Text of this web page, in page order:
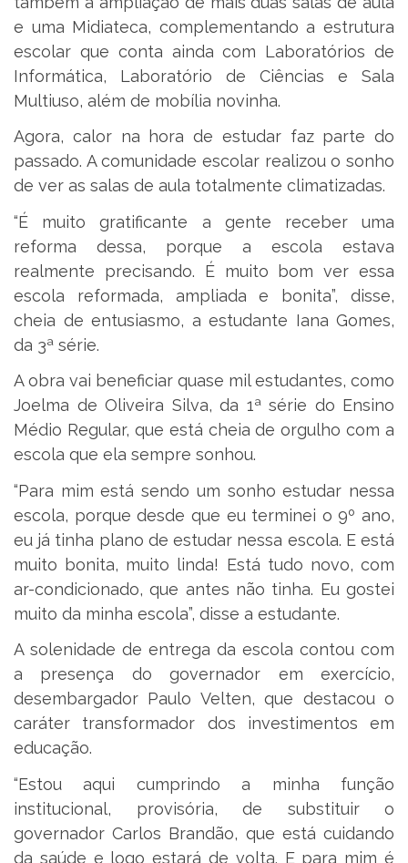
e uma Midiateca, complementando a estrutura
escolar que conta ainda com Laboratórios de
Informática, Laboratório de Ciências e Sala
Multiuso, além de mobília novinha.
Agora, calor na hora de estudar faz parte do
passado. A comunidade escolar realizou o sonho
de ver as salas de aula totalmente climatizadas.
“É muito gratificante a gente receber uma
reforma dessa, porque a escola estava
realmente precisando. É muito bom ver essa
escola reformada, ampliada e bonita”, disse,
cheia de entusiasmo, a estudante Iana Gomes,
da 3ª série.
A obra vai beneficiar quase mil estudantes, como
Joelma de Oliveira Silva, da 1ª série do Ensino
Médio Regular, que está cheia de orgulho com a
escola que ela sempre sonhou.
“Para mim está sendo um sonho estudar nessa
escola, porque desde que eu terminei o 9º ano,
eu já tinha plano de estudar nessa escola. E está
muito bonita, muito linda! Está tudo novo, com
ar-condicionado, que antes não tinha. Eu gostei
muito da minha escola”, disse a estudante.
A solenidade de entrega da escola contou com
a presença do governador em exercício,
desembargador Paulo Velten, que destacou o
caráter transformador dos investimentos em
educação.
“Estou aqui cumprindo a minha função
institucional, provisória, de substituir o
governador Carlos Brandão, que está cuidando
da saúde e logo estará de volta. E para mim é